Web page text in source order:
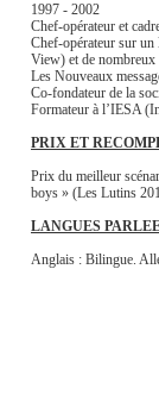
1997 - 2002
Chef-opérateur et
Chef-opérateur sur un
View) et de
Les Nouveaux
Co-fondateur de la
Formateur à l’IESA
PRIX ET
Prix du meilleur
boys » (Les Lutins
LANGUES
Anglais : Bilingue.